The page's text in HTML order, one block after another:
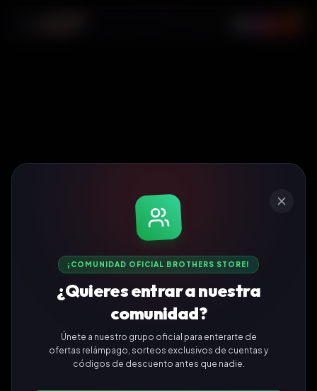
¡COMUNIDAD OFICIAL BROTHERS STORE!
¿Quieres entrar a nuestra
comunidad?
Únete a nuestro grupo oficial para enterarte de
ofertas relámpago, sorteos exclusivos de cuentas y
códigos de descuento antes que nadie.